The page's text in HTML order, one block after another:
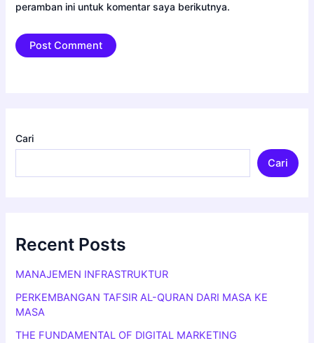
peramban ini untuk komentar saya berikutnya.
Cari
Cari
Recent Posts
MANAJEMEN INFRASTRUKTUR
PERKEMBANGAN TAFSIR AL-QURAN DARI MASA KE
MASA
THE FUNDAMENTAL OF DIGITAL MARKETING